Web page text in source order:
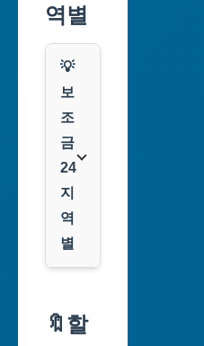
역별
💡
보
조
금
24
지
역
별
울
특
🔖할